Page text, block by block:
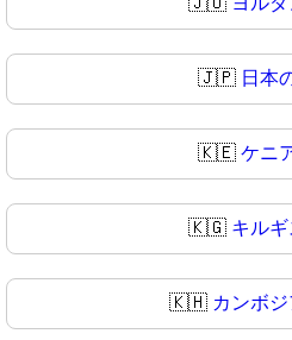
🇯🇵 日本
🇰🇪 ケニ
🇰🇬 キル
🇰🇭 カンボ